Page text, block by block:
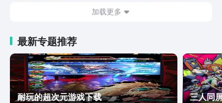
您下载安卓手游app最好的网站！
加载更多
最新专题推荐
耐玩的超次元游戏下载 三人同